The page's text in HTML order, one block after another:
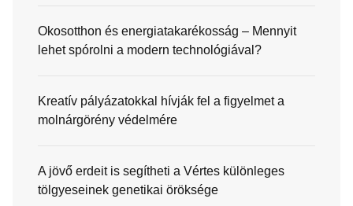
Okosotthon és energiatakarékosság – Mennyit
lehet spórolni a modern technológiával?
Kreatív pályázatokkal hívják fel a figyelmet a
molnárgörény védelmére
A jövő erdeit is segítheti a Vértes különleges
tölgyeseinek genetikai öröksége